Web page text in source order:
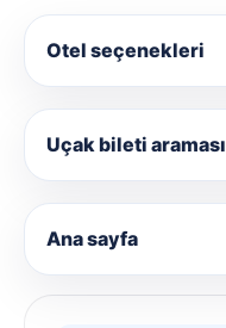
Otel seçenekleri
Uçak bileti araması
Ana sayfa